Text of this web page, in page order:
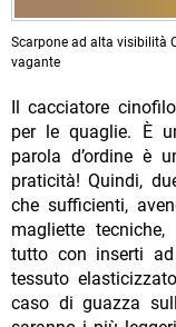
Scarpone ad alta visibilità
vagante
Il cacciatore
per le quaglie. È
parola d’ordine è
praticità! Quindi,
che sufficienti,
magliette
tutto con inserti
tessuto
caso di guazza